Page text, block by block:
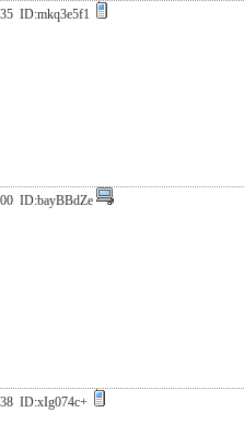
ID:mkq3e5f1
ID:bayBBdZe
ID:xIg074c+